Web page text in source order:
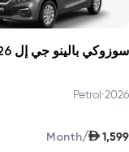
سوزوكي بالينو جي إل 2026
2026
•
Petrol
AED 1,599
/
Month